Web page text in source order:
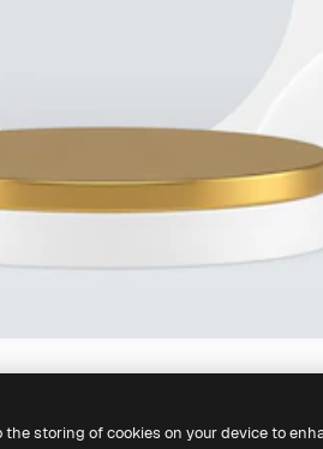
the storing of cookies on your device to